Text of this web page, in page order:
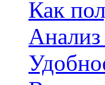
Как
Анализ